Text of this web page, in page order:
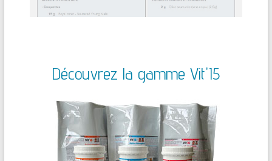
Découvrez la gamme Vit'I5